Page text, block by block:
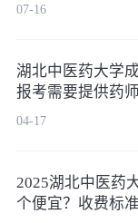
07-16
湖北中医药大学
报考需要提供药师
04-17
2025湖北中医药
个便宜？收费标